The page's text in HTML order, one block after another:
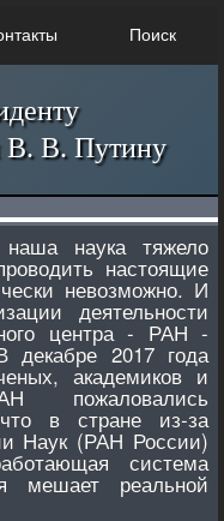
Поиск
В. В. Путину
наука тяжело
настоящие
невозможно. И
деятельности
центра - РАН -
декабре 2017 года
академиков и
пожаловались
в стране из-за
Наук (РАН России)
система
мешает реальной